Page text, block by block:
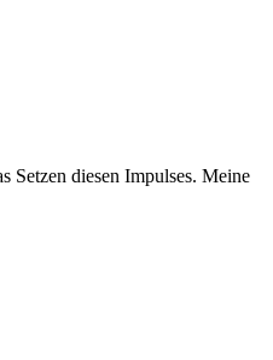
Setzen diesen Impulses. Meine